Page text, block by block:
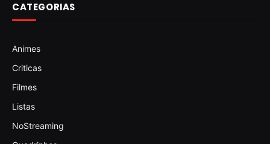
CATEGORIAS
Animes
Criticas
Filmes
Listas
NoStreaming